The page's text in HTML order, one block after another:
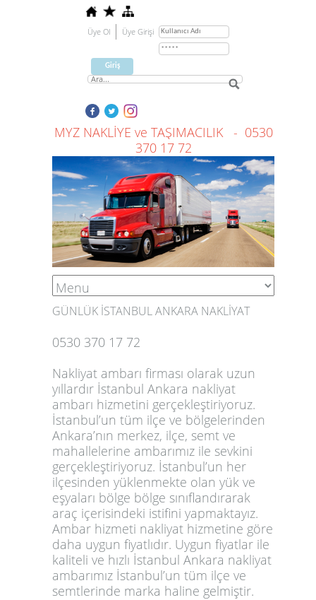
Üye Ol Üye Girişi
MYZ NAKLİYE ve TAŞIMACILIK - 0530
370 17 72
GÜNLÜK İSTANBUL ANKARA NAKLİYAT
0530 370 17 72
Nakliyat ambarı firması olarak uzun
yıllardır İstanbul Ankara nakliyat
ambarı hizmetini gerçekleştiriyoruz.
İstanbul’un tüm ilçe ve bölgelerinden
Ankara’nın merkez, ilçe, semt ve
mahallelerine ambarımız ile sevkini
gerçekleştiriyoruz. İstanbul’un her
ilçesinden yüklenmekte olan yük ve
eşyaları bölge bölge sınıflandırarak
araç içerisindeki istifini yapmaktayız.
Ambar hizmeti nakliyat hizmetine göre
daha uygun fiyatlıdır. Uygun fiyatlar ile
kaliteli ve hızlı İstanbul Ankara nakliyat
ambarımız İstanbul’un tüm ilçe ve
semtlerinde marka haline gelmiştir.